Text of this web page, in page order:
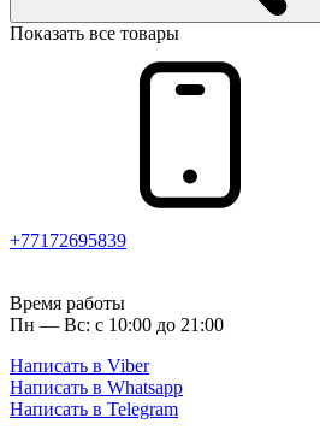
Показать все товары
+77172695839
Время работы
Пн — Вс: с 10:00 до 21:00
Написать в Viber
Написать в Whatsapp
Написать в Telegram